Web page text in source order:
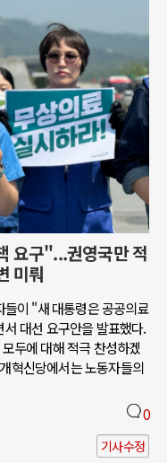
요구"...권영국만 적
미뤄
들이 "새 대통령은 공공의료
대선 요구안을 발표했다.
두에 대해 적극 찬성하겠
혁신당에서는 노동자들의
0
기사수정